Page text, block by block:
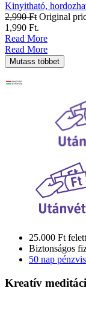
Kinyitható,
2,990Ft Original
1,990 Ft.
Read More
Read More
Mutass többet
25.000 Ft
Biztonságos
50 nap
Kreatív